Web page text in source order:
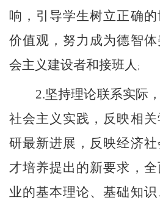
响，引导学生树立正确的
价值观，努力成为德智
会主义建设者和接班人 ;
2.坚持理论联系实际
社会主义实践，反映相
研最新进展，反映经济
才培养提出的新要求，
业的基本理论、基础知